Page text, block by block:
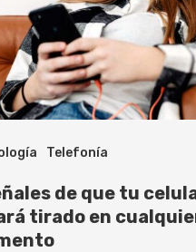
Telefonía
de que tu
tirado en